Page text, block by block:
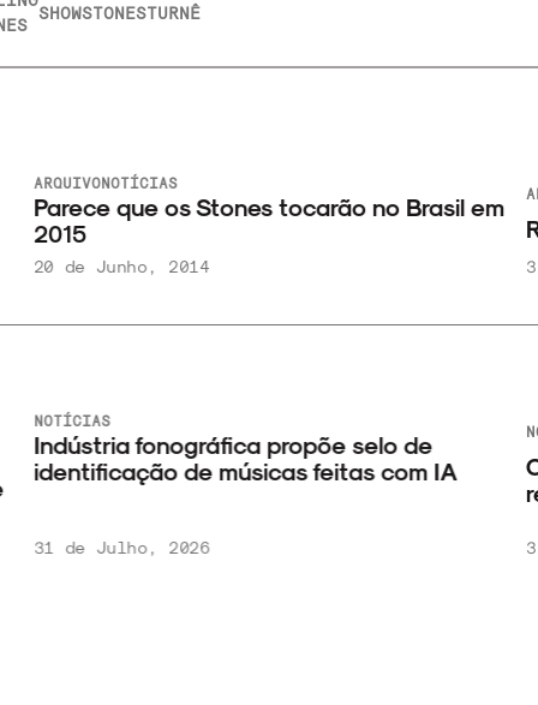
SHOWSTONESTURNÊ
ARQUIVONOTÍCIAS
Parece que os Stones tocarão no Brasil em
2015
20 de Junho, 2014
NOTÍCIAS
Indústria fonográfica propõe selo de
identificação de músicas feitas com IA
31 de Julho, 2026